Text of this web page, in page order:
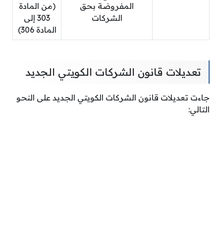
المفروضة بحق
الشركات
(من المادة
303 إلى
المادة 306)
تعديلات قانون الشركات الكويتي الجديد
جاءت تعديلات قانون الشركات الكويتي الجديد على النحو
التالي: